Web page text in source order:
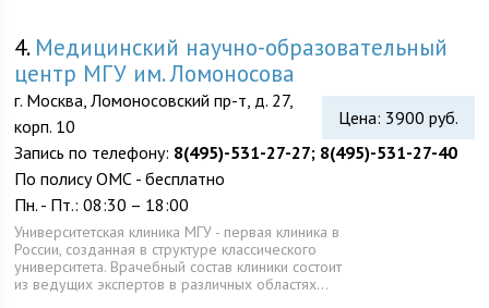
4. Медицинский научно-образовательный
центр МГУ им. Ломоносова
Цена: 3900 руб.
г. Москва, Ломоносовский пр-т, д. 27,
корп. 10
Запись по телефону: 8(495)-531-27-27; 8(495)-531-27-40
По полису ОМС - бесплатно
Пн. - Пт.: 08:30 – 18:00
Университетская клиника МГУ - первая клиника в
России, созданная в структуре классического
университета. Врачебный состав клиники состоит
из ведущих экспертов в различных областях…